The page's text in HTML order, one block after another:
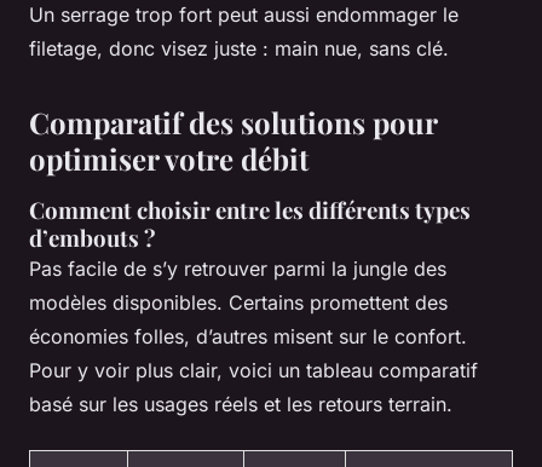
Un serrage trop fort peut aussi endommager le
filetage, donc visez juste : main nue, sans clé.
Comparatif des solutions pour
optimiser votre débit
Comment choisir entre les différents types
d’embouts ?
Pas facile de s’y retrouver parmi la jungle des
modèles disponibles. Certains promettent des
économies folles, d’autres misent sur le confort.
Pour y voir plus clair, voici un tableau comparatif
basé sur les usages réels et les retours terrain.